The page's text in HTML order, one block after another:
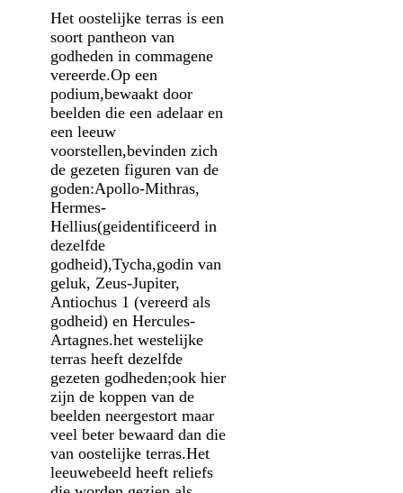
Het oostelijke terras is een
soort pantheon van
godheden in commagene
vereerde.Op een
podium,bewaakt door
beelden die een adelaar en
een leeuw
voorstellen,bevinden zich
de gezeten figuren van de
goden:Apollo-Mithras,
Hermes-
Hellius(geidentificeerd in
dezelfde
godheid),Tycha,godin van
geluk, Zeus-Jupiter,
Antiochus 1 (vereerd als
godheid) en Hercules-
Artagnes.het westelijke
terras heeft dezelfde
gezeten godheden;ook hier
zijn de koppen van de
beelden neergestort maar
veel beter bewaard dan die
van oostelijke terras.Het
leeuwebeeld heeft reliefs